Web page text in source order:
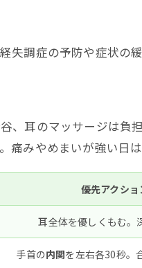
に試せる自律神経のツボ
解決！
こ
外に何がある
調症の予防や症状の緩
、耳のマッサージは負
みやめまいが強い日
優先アクショ
耳全体を優しくもむ。
手首の内関を左右各30秒。